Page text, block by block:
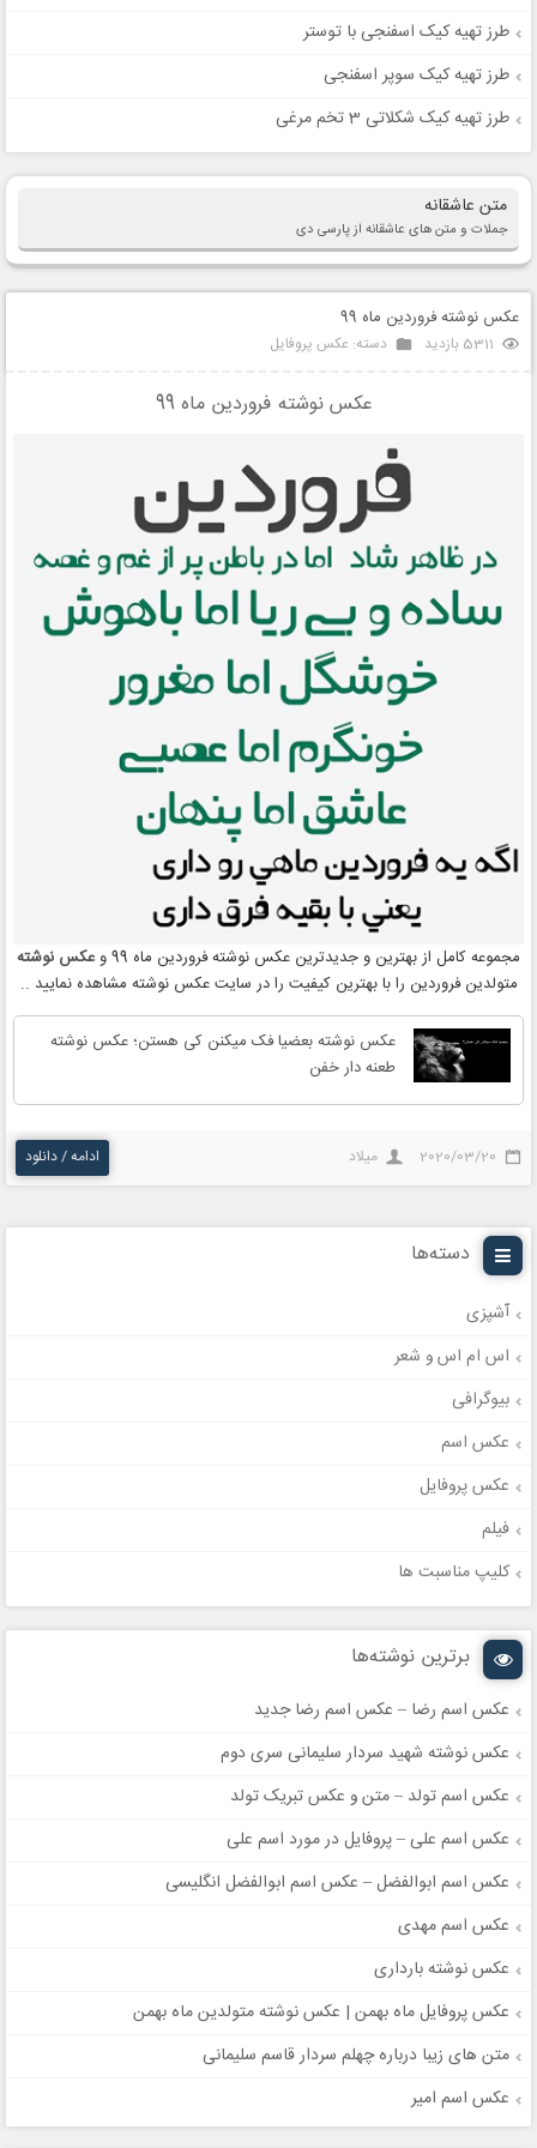
طرز تهیه کیک اسفنجی با توستر
طرز تهیه کیک سوپر اسفنجی
طرز تهیه کیک شکلاتی 3 تخم مرغی
متن عاشقانه
جملات و متن های عاشقانه از پارسی دی
عکس نوشته فروردین ماه 99
5311 بازدید دسته: عکس پروفایل
عکس نوشته فروردین ماه 99
مجموعه کامل از بهترین و جدیدترین عکس نوشته فروردین ماه 99 و
عکس نوشته
متولدین فروردین را با بهترین کیفیت را در سایت عکس نوشته مشاهده نمایید ..
عکس نوشته بعضیا فک میکنن کی هستن؛ عکس نوشته
طعنه دار خفن
2020/03/20 میلاد ادامه / دانلود
دسته‌ها
آشپزی
اس ام اس و شعر
بیوگرافی
عکس اسم
عکس پروفایل
فیلم
کلیپ مناسبت ها
برترین نوشته‌ها
عکس اسم رضا – عکس اسم رضا جدید
عکس نوشته شهید سردار سلیمانی سری دوم
عکس اسم تولد – متن و عکس تبریک تولد
عکس اسم علی – پروفایل در مورد اسم علی
عکس اسم ابوالفضل – عکس اسم ابوالفضل انگلیسی
عکس اسم مهدی
عکس نوشته بارداری
عکس پروفایل ماه بهمن | عکس نوشته متولدین ماه بهمن
متن های زیبا درباره چهلم سردار قاسم سلیمانی
عکس اسم امیر